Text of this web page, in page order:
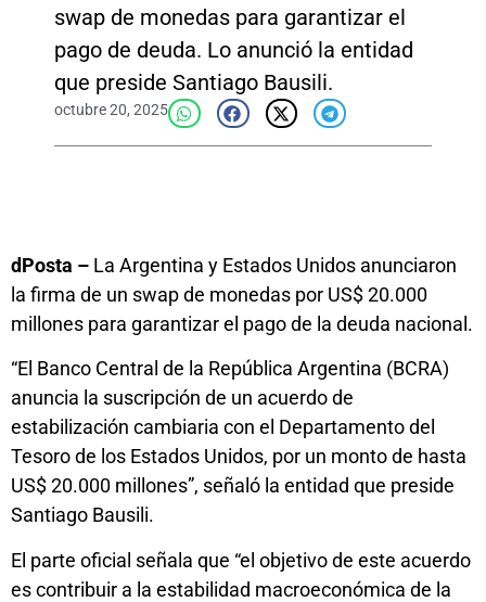
swap de monedas para garantizar el
pago de deuda. Lo anunció la entidad
que preside Santiago Bausili.
octubre 20, 2025
dPosta – La Argentina y Estados Unidos anunciaron
la firma de un swap de monedas por US$ 20.000
millones para garantizar el pago de la deuda nacional.
“El Banco Central de la República Argentina (BCRA)
anuncia la suscripción de un acuerdo de
estabilización cambiaria con el Departamento del
Tesoro de los Estados Unidos, por un monto de hasta
US$ 20.000 millones”, señaló la entidad que preside
Santiago Bausili.
El parte oficial señala que “el objetivo de este acuerdo
es contribuir a la estabilidad macroeconómica de la